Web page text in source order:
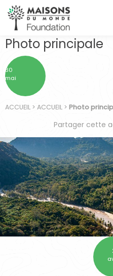
Photo principale
30
mai
ACCUEIL > ACCUEIL > Photo
Partager cette